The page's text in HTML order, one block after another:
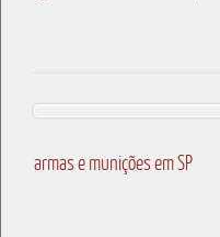
armas e munições em SP